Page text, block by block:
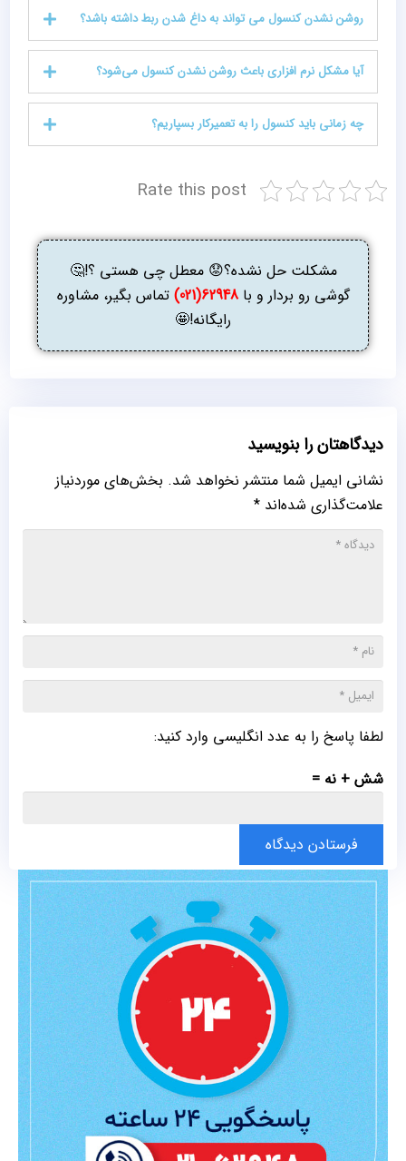
روشن نشدن کنسول می‌ تواند به داغ شدن ربط داشته باشد؟
آیا مشکل نرم‌ افزاری باعث روشن نشدن کنسول می‌شود؟
چه زمانی باید کنسول را به تعمیرکار بسپاریم؟
Rate this post
مشکلت حل نشده؟😟 معطل چی هستی ؟!🤔
گوشی رو بردار و با62948(021)
تماس بگیر، مشاوره
رایگانه!🤩
دیدگاهتان را بنویسید
نشانی ایمیل شما منتشر نخواهد شد. بخش‌های موردنیاز
علامت‌گذاری شده‌اند *
لطفا پاسخ را به عدد انگلیسی وارد کنید:
شش + نه =
فرستادن دیدگاه